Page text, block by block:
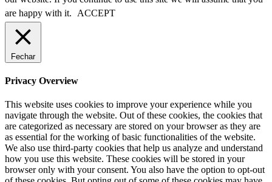
are happy with it.
ACCEPT
Fechar
Privacy Overview
This website uses cookies to improve your experience while you
navigate through the website. Out of these cookies, the cookies that
are categorized as necessary are stored on your browser as they are
as essential for the working of basic functionalities of the website.
We also use third-party cookies that help us analyze and understand
how you use this website. These cookies will be stored in your
browser only with your consent. You also have the option to opt-out